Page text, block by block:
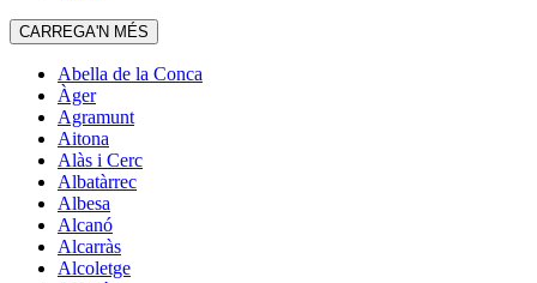
CARREGA'N MÉS
Abella de la Conca
Àger
Agramunt
Aitona
Alàs i Cerc
Albatàrrec
Albesa
Alcanó
Alcarràs
Alcoletge